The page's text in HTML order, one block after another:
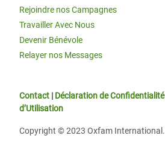
Rejoindre nos Campagnes
Travailler Avec Nous
Devenir Bénévole
Relayer nos Messages
Contact | Déclaration de Confidentialité
d’Utilisation
Copyright © 2023 Oxfam